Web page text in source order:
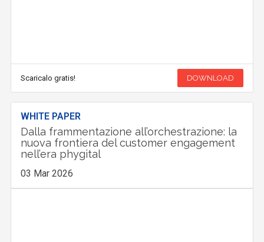
Scaricalo gratis! DOWNLOAD
WHITE PAPER
Dalla frammentazione all’orchestrazione: la
nuova frontiera del customer engagement
nell’era phygital
03 Mar 2026